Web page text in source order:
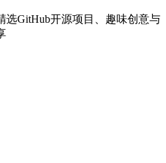
选GitHub开源项目、趣味创意与